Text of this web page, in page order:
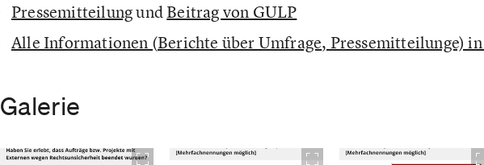
PressemitteilungundBeitrag von GULP
Alle Informationen (Berichte über Umfrage, Pressemitteilunge)
Galerie